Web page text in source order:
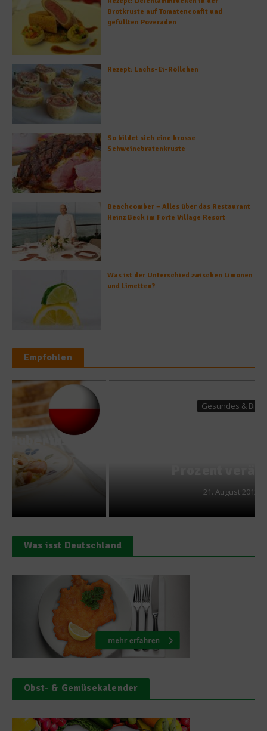
Brotkruste auf Tomatenconfit und
gefüllten Poveraden
Rezept: Lachs-Ei-Röllchen
So bildet sich eine krosse
Schweinebratenkruste
Beachcomber – Alles über das Restaurant
Heinz Beck im Forte Village Resort
Was ist der Unterschied zwischen Limonen
und Limetten?
Empfohlen
Gentechnik auf dem Teller –
Prozent verändert
Was isst Deutschland
Obst- & Gemüsekalender